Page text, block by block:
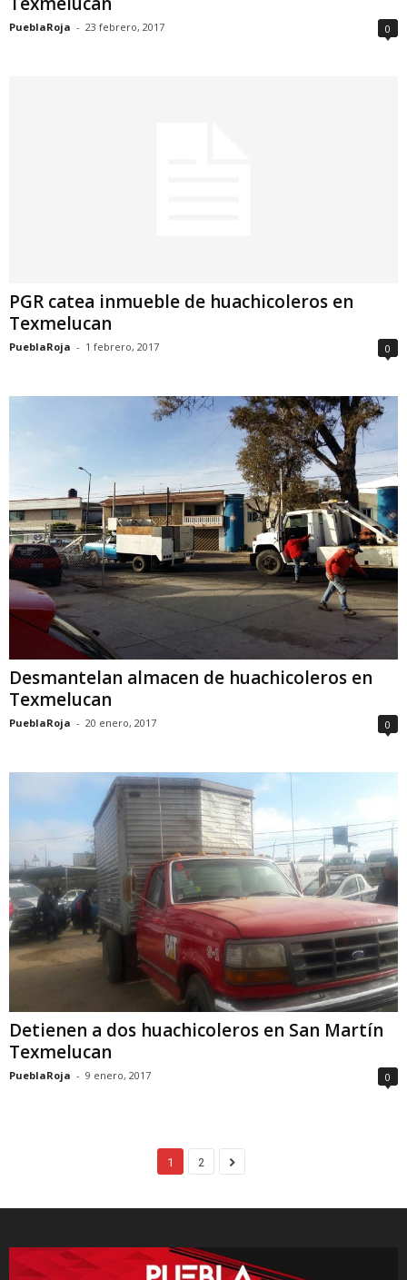
PueblaRoja - 23 febrero, 2017 0
PGR catea inmueble de huachicoleros en
Texmelucan
PueblaRoja - 1 febrero, 2017 0
Desmantelan almacen de huachicoleros en
Texmelucan
PueblaRoja - 20 enero, 2017 0
Detienen a dos huachicoleros en San Martín
Texmelucan
PueblaRoja - 9 enero, 2017 0
1 2